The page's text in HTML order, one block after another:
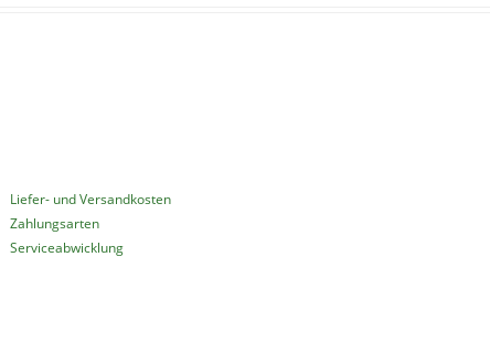
Liefer- und Versandkosten
Zahlungsarten
Serviceabwicklung